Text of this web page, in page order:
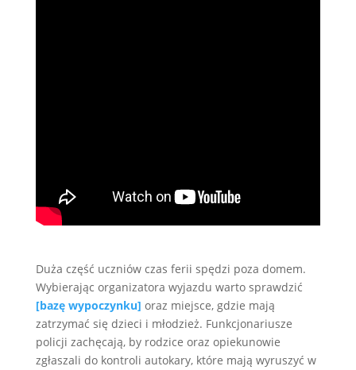
Duża część uczniów czas ferii spędzi poza domem.
Wybierając organizatora wyjazdu warto sprawdzić
[bazę wypoczynku] oraz miejsce, gdzie mają
zatrzymać się dzieci i młodzież. Funkcjonariusze
policji zachęcają, by rodzice oraz opiekunowie
zgłaszali do kontroli autokary, które mają wyruszyć w